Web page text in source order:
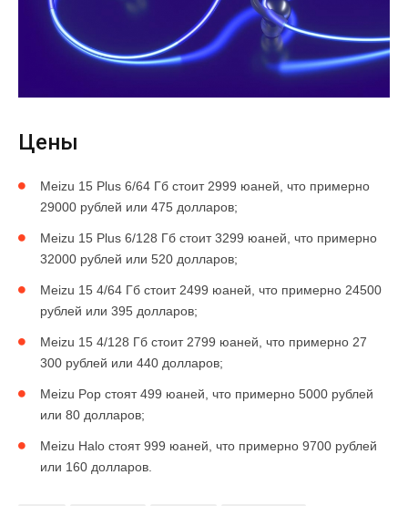
Цены
Meizu 15 Plus 6/64 Гб стоит 2999 юаней, что примерно
29000 рублей или 475 долларов;
Meizu 15 Plus 6/128 Гб стоит 3299 юаней, что примерно
32000 рублей или 520 долларов;
Meizu 15 4/64 Гб стоит 2499 юаней, что примерно 24500
рублей или 395 долларов;
Meizu 15 4/128 Гб стоит 2799 юаней, что примерно 27
300 рублей или 440 долларов;
Meizu Pop стоят 499 юаней, что примерно 5000 рублей
или 80 долларов;
Meizu Halo стоят 999 юаней, что примерно 9700 рублей
или 160 долларов.